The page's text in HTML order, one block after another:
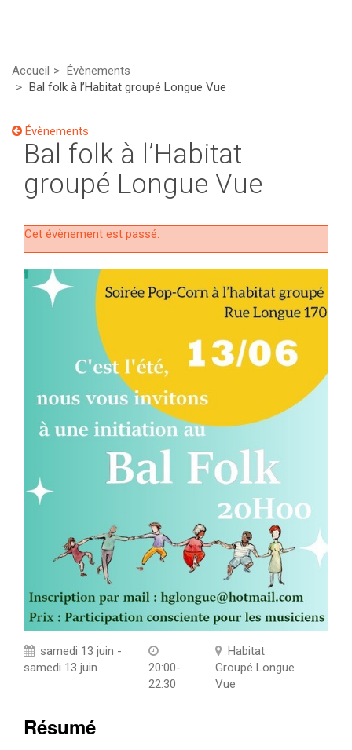
Accueil
Évènements
Bal folk à l’Habitat groupé Longue Vue
Évènements
Bal folk à l’Habitat
groupé Longue Vue
Cet évènement est passé.
samedi 13 juin -
samedi 13 juin
20:00-
22:30
Habitat
Groupé Longue
Vue
Résumé